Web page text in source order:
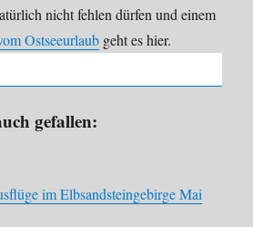
nicht fehlen dürfen und einem
Ostseeurlaub geht es hier.
gefallen:
im Elbsandsteingebirge Mai